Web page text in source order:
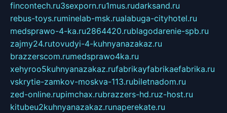
fincontech.ru3sexporn.ru1mus.rudarksand.ru
rebus-toys.ruminelab-msk.rualabuga-cityhotel.ru
medsprawo-4-ka.ru2864420.rublagodarenie-spb.ru
zajmy24.rutovudyi-4-kuhnyanazakaz.ru
brazzerscom.rumedsprawo4ka.ru
xehyroo5kuhnyanazakaz.rufabrikayfabrikaefabrika.ru
vskrytie-zamkov-moskva-113.rubiletnadom.ru
zed-online.rupimchax.rubrazzers-hd.ruz-host.ru
kitubeu2kuhnyanazakaz.runaperekate.ru